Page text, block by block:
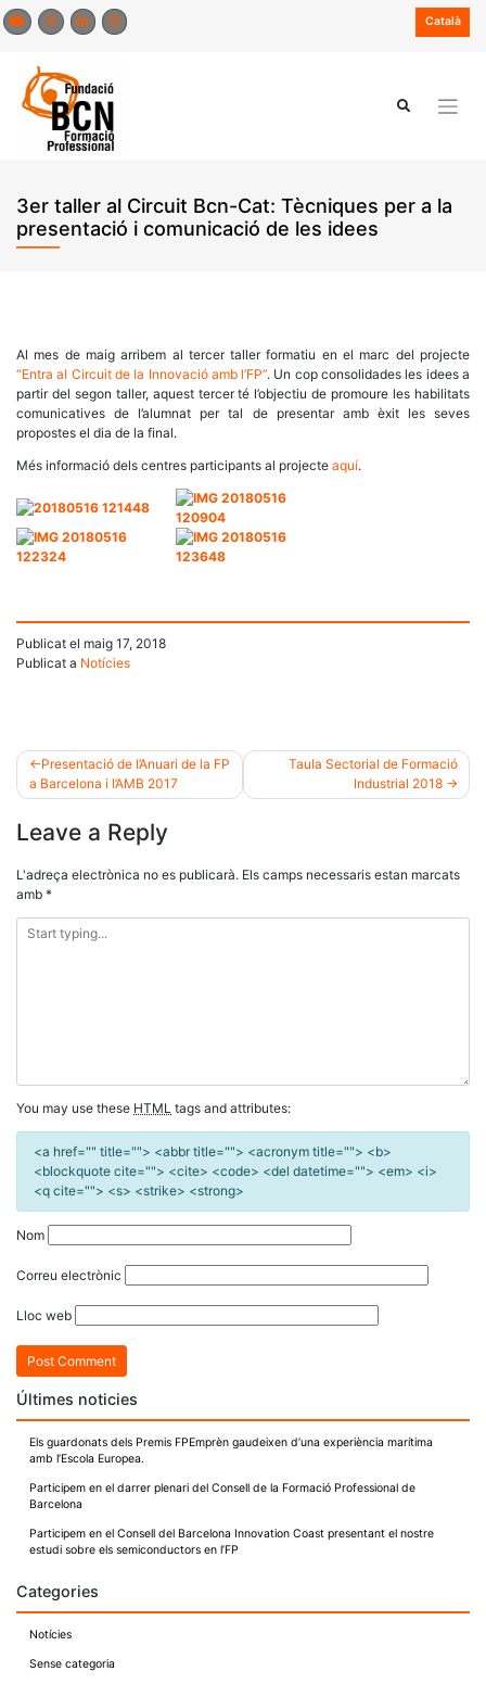
Skip
to
Català
3er taller al Circuit Bcn-Cat: Tècniques per a la
presentació i comunicació de les idees
Al mes de maig arribem al tercer taller formatiu en el marc del projecte
“Entra al Circuit de la Innovació amb l’FP”. Un cop consolidades les idees a
partir del segon taller, aquest tercer té l’objectiu de promoure les habilitats
comunicatives de l’alumnat per tal de presentar amb èxit les seves
propostes el dia de la final.
Més informació dels centres participants al projecte aquí.
Publicat el maig 17, 2018
Publicat a Notícies
Navegació
d'entrades
Presentació de l’Anuari de la FP
a Barcelona i l’AMB 2017
Taula Sectorial de Formació
Industrial 2018
Leave a Reply
L'adreça electrònica no es publicarà. Els camps necessaris estan marcats
amb *
You may use these HTML tags and attributes:
<a href="" title=""> <abbr title=""> <acronym title=""> <b>
<blockquote cite=""> <cite> <code> <del datetime=""> <em> <i>
<q cite=""> <s> <strike> <strong>
Nom
Correu electrònic
Lloc web
Últimes noticies
Els guardonats dels Premis FPEmprèn gaudeixen d’una experiència marítima
amb l’Escola Europea.
Participem en el darrer plenari del Consell de la Formació Professional de
Barcelona
Participem en el Consell del Barcelona Innovation Coast presentant el nostre
estudi sobre els semiconductors en l’FP
Categories
Notícies
Sense categoria